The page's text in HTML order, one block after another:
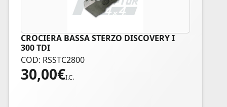
CROCIERA BASSA STERZO DISCOVERY I
300 TDI
COD: RSSTC2800
30,00€I.C.